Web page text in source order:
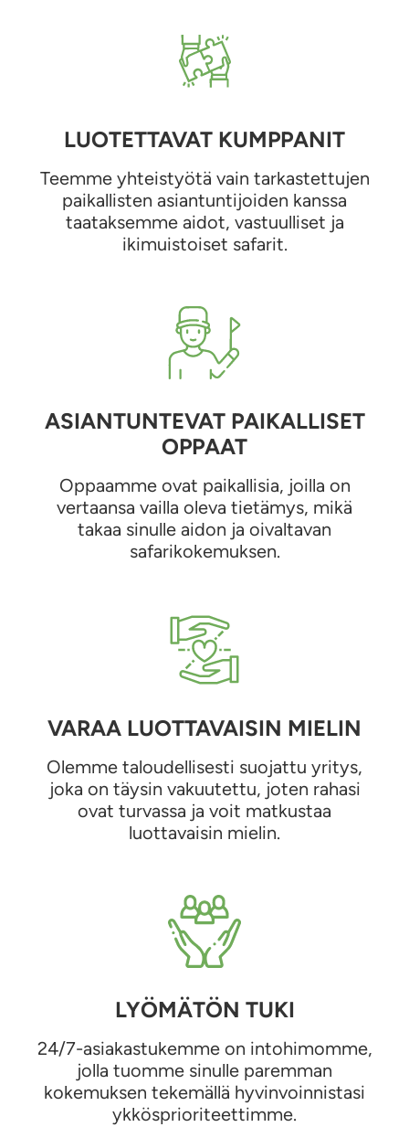
LUOTETTAVAT KUMPPANIT
Teemme yhteistyötä vain tarkastettujen
paikallisten asiantuntijoiden kanssa
taataksemme aidot, vastuulliset ja
ikimuistoiset safarit.
ASIANTUNTEVAT PAIKALLISET
OPPAAT
Oppaamme ovat paikallisia, joilla on
vertaansa vailla oleva tietämys, mikä
takaa sinulle aidon ja oivaltavan
safarikokemuksen.
VARAA LUOTTAVAISIN MIELIN
Olemme taloudellisesti suojattu yritys,
joka on täysin vakuutettu, joten rahasi
ovat turvassa ja voit matkustaa
luottavaisin mielin.
LYÖMÄTÖN TUKI
24/7-asiakastukemme on intohimomme,
jolla tuomme sinulle paremman
kokemuksen tekemällä hyvinvoinnistasi
ykkösprioriteettimme.